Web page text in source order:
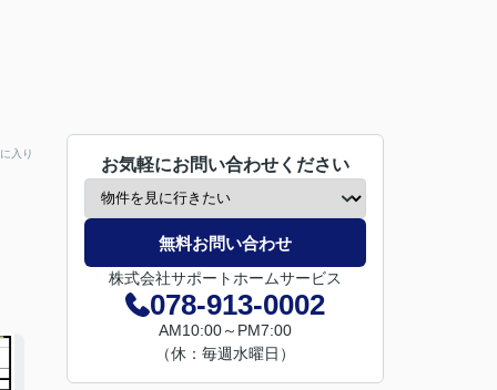
入り
お気軽にお問い合わせください
無料お問い合わせ
株式会社サポートホームサービス
078-913-0002
AM10:00～PM7:00
（休：毎週水曜日）